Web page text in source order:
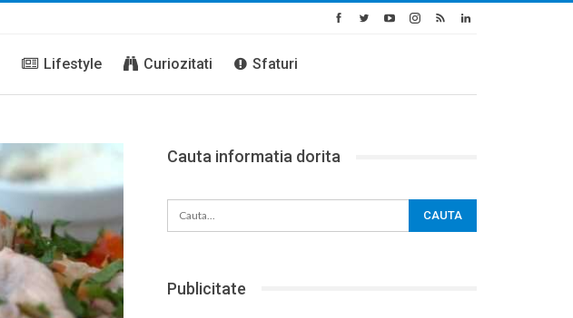
Lifestyle Curiozitati Sfaturi
Cauta informatia dorita
Publicitate